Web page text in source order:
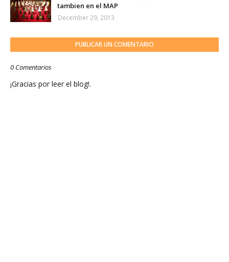
tambien en el MAP
December 29, 2013
PUBLICAR UN COMENTARIO
0 Comentarios
¡Gracias por leer el blog!.